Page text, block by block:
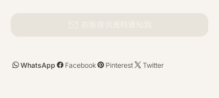
Facebook
WhatsApp Twitter
Pinterest